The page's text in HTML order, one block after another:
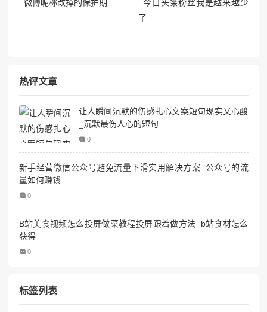
热评文章
让人瞬间沉默的伤感扎心文案短句现实又心酸
_沉默最伤人心的短句
0
新手经营微信公众号避免流量下滑实用解决方案_公众号的流
量如何赚钱
0
B站美食视频怎么投屏做菜教程投屏跟着做方法_b站食材怎么
获得
0
标签列表